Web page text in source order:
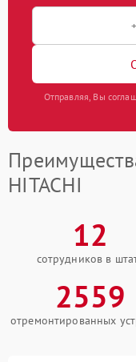
Отправляя, Вы
HITACHI
12
сотрудников в
2559
отремонтированных